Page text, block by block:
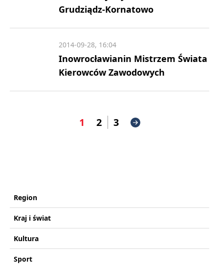
Grudziądz-Kornatowo
Inowrocławianin Mistrzem Świata
Kierowców Zawodowych
2014-09-28, 16:04
1 2 3
Region
Kraj i świat
Kultura
Sport